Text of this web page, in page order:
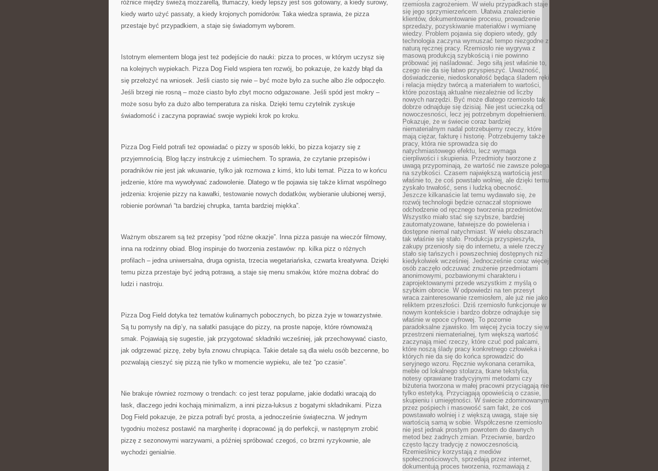
różnice między świeżą mozzarellą, tłumaczy, kiedy lepszy jest sos gotowany, a kiedy surowy,
kiedy warto użyć passaty, a kiedy krojonych pomidorów. Taka wiedza sprawia, że pizza
przestaje być przypadkiem, a staje się świadomym wyborem.
Istotnym elementem bloga jest też podejście do nauki: pizza to proces, w którym uczysz się
na kolejnych wypiekach. Pizza Dog Field wspiera ten rozwój, bo pokazuje, że każdy błąd da
się przełożyć na wniosek. Jeśli ciasto się rwie – być może było za suche albo źle odpoczęło.
Jeśli brzegi nie rosną – może ciasto było zbyt mocno odgazowane. Jeśli spód jest mokry –
może sosu było za dużo albo temperatura za niska. Dzięki temu czytelnik zyskuje
świadomość i zaczyna poprawiać swoje wypieki krok po kroku.
Pizza Dog Field potrafi też opowiadać o pizzy w sposób lekki, bo pizza kojarzy się z
przyjemnością. Blog łączy instrukcję z uśmiechem. To sprawia, że czytanie przepisów i
poradników nie jest jak wkuwanie, tylko jak rozmowa z kimś, kto lubi temat. Pizza to w końcu
jedzenie, które ma wywoływać zadowolenie. Dlatego w tle pojawia się także klimat wspólnego
jedzenia: krojenie pizzy na kawałki, testowanie nowych dodatków, wybieranie ulubionej wersji,
robienie porównań “ta bardziej chrupka, tamta bardziej miękka”.
Ważnym obszarem są też przepisy “pod różne okazje”. Inna pizza pasuje na wieczór filmowy,
inna na rodzinny obiad. Blog inspiruje do tworzenia zestawów: np. kilka pizz o różnych
profilach – jedna uniwersalna, druga ognista, trzecia wegetariańska, czwarta kreatywna. Dzięki
temu pizza przestaje być jedną potrawą, a staje się menu smaków, które można dobrać do
ludzi i nastroju.
Pizza Dog Field dotyka też tematów kulinarnych pobocznych, bo pizza żyje w towarzystwie.
Są tu pomysły na dip’y, na sałatki pasujące do pizzy, na proste napoje, które równoważą
smak. Pojawiają się sugestie, jak przygotować składniki wcześniej, jak przechowywać ciasto,
jak odgrzewać pizzę, żeby była znowu chrupiąca. Takie detale są dla wielu osób bezcenne, bo
pozwalają cieszyć się pizzą nie tylko w momencie wypieku, ale też “po czasie”.
Nie brakuje również rozmowy o trendach: co jest teraz popularne, jakie dodatki wracają do
łask, dlaczego jedni kochają minimalizm, a inni pizza-luksus z bogatymi składnikami. Pizza
Dog Field pokazuje, że pizza potrafi być prosta, a jednocześnie świąteczna. W jednym
tygodniu możesz postawić na margheritę i dopracować ją do perfekcji, w następnym zrobić
pizzę z sezonowymi warzywami, a później spróbować czegoś, co brzmi ryzykownie, ale
wychodzi genialnie.
rzemiosła zagrożeniem. W wielu przypadkach staje
się jego sprzymierzeńcem. Ułatwia znalezienie
klientów, dokumentowanie procesu, prowadzenie
sprzedaży, pozyskiwanie materiałów i wymianę
wiedzy. Problem pojawia się dopiero wtedy, gdy
technologia zaczyna wymuszać tempo niezgodne z
naturą ręcznej pracy. Rzemiosło nie wygrywa z
masową produkcją szybkością i nie powinno
próbować jej naśladować. Jego siłą jest właśnie to,
czego nie da się łatwo przyspieszyć. Uważność,
doświadczenie, niedoskonałość będąca śladem ręki
i relacja między twórcą a materiałem to wartości,
które pozostają aktualne niezależnie od liczby
nowych narzędzi. Być może dlatego rzemiosło tak
dobrze odnajduje się dzisiaj. Nie jest ucieczką od
nowoczesności, lecz jej potrzebnym dopełnieniem.
Pokazuje, że w świecie coraz bardziej
niematerialnym nadal potrzebujemy rzeczy, które
mają ciężar, fakturę i historię. Potrzebujemy także
pracy, która nie sprowadza się do
natychmiastowego efektu, lecz wymaga
cierpliwości i skupienia. Przedmioty tworzone z
uwagą przypominają, że wartość nie zawsze polega
na szybkości. Czasem największą wartością jest
właśnie to, że coś powstało wolniej, ale dzięki temu
zyskało trwałość, sens i ludzką obecność.
Jeszcze kilkanaście lat temu wydawało się, że
rozwój technologii będzie oznaczał stopniowe
odchodzenie od ręcznego tworzenia przedmiotów.
Wszystko miało stać się szybsze, bardziej
zautomatyzowane, łatwiejsze do powielenia i
dostępne niemal natychmiast. W wielu obszarach
tak właśnie się stało. Produkcja przyspieszyła,
zakupy przeniosły się do internetu, a wiele rzeczy
stało się tańszych i powszechniej dostępnych niż
kiedykolwiek wcześniej. Jednocześnie coraz więcej
osób zaczęło odczuwać znużenie przedmiotami
anonimowymi, pozbawionymi charakteru i
zaprojektowanymi przede wszystkim z myślą o
szybkim obrocie. W odpowiedzi na ten przesyt
wraca zainteresowanie rzemiosłem, ale już nie jako
reliktem przeszłości. Dziś rzemiosło funkcjonuje w
nowym kontekście i bardzo dobrze odnajduje się
właśnie w epoce cyfrowej. To pozornie
paradoksalne zjawisko. Im więcej życia toczy się w
przestrzeni niematerialnej, tym większą wartość
zaczynają mieć rzeczy, które czuć pod palcami,
które noszą ślady pracy konkretnego człowieka i
których nie da się do końca sprowadzić do
seryjnego wzoru. Ręcznie wykonana ceramika,
meble od lokalnego stolarza, tkane tekstylia,
notesy oprawiane tradycyjnymi metodami czy
biżuteria tworzona w małej pracowni przyciągają nie
tylko estetyką. Przyciągają opowieścią o czasie,
skupieniu i umiejętności. W świecie zdominowanym
przez pośpiech i masowość sam fakt, że coś
powstawało wolniej i z większą uwagą, staje się
wartością samą w sobie. Współczesne rzemiosło
nie jest jednak prostym powrotem do dawnych
metod bez żadnych zmian. Przeciwnie, bardzo
często łączy tradycję z nowoczesnością.
Rzemieślnicy korzystają z mediów
społecznościowych, sprzedają przez internet,
dokumentują proces tworzenia, rozmawiają z